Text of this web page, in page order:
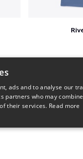
ads and to analyse our
partners who may
their services. Read more